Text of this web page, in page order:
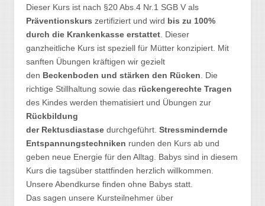
Dieser Kurs ist nach §20 Abs.4 Nr.1 SGB V als
Präventionskurs zertifiziert und wird bis zu 100%
durch die Krankenkasse erstattet . Dieser
ganzheitliche Kurs ist speziell für Mütter konzipiert. Mit
sanften Übungen kräftigen wir gezielt
den Beckenboden und stärken den Rücken . Die
richtige Stillhaltung sowie das rückengerechte Tragen
des Kindes werden thematisiert und Übungen zur
Rückbildung
der Rektusdiastase durchgeführt. Stressmindernde
Entspannungstechniken runden den Kurs ab und
geben neue Energie für den Alltag. Babys sind in diesem
Kurs die tagsüber stattfinden herzlich willkommen.
Unsere Abendkurse finden ohne Babys statt.
Das sagen unsere Kursteilnehmer über